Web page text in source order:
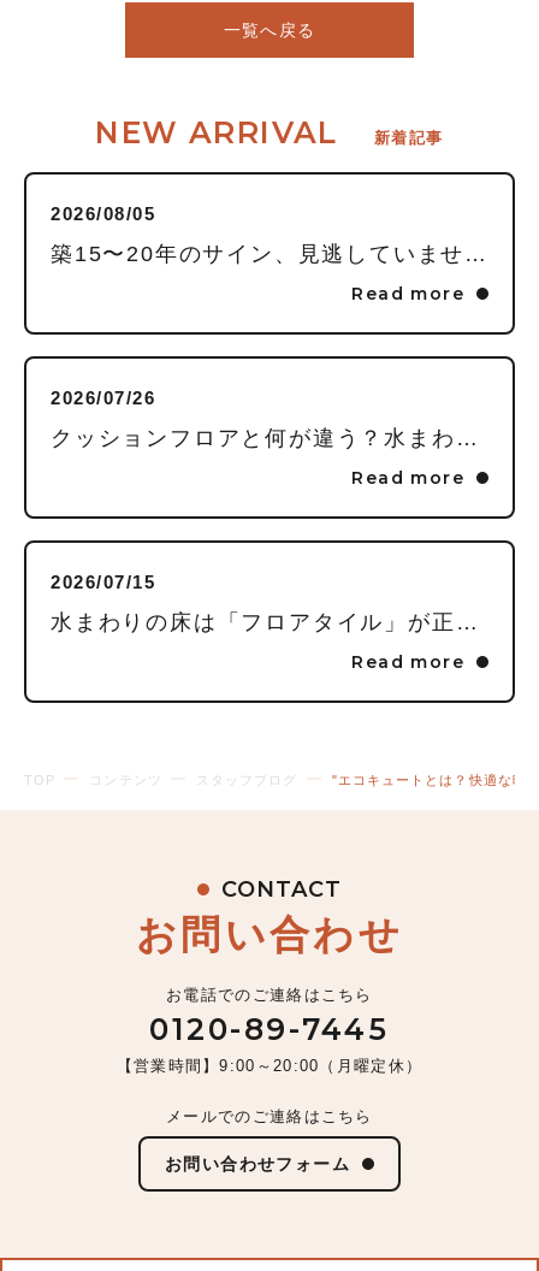
一覧へ戻る
NEW ARRIVAL 新着記事
2026/08/05
築15〜20年のサイン、見逃していませんか？毎日頑張る私に贈る「水回りまるごとリフレッシュ」という選択
Read more
2026/07/26
クッションフロアと何が違う？水まわりの床に「フロアタイル」を推す理由
Read more
2026/07/15
水まわりの床は「フロアタイル」が正解！家事が劇的にラクになる3つの理由
Read more
TOP コンテンツ スタッフブログ "エコキュートとは？快適な暖
CONTACT
お問い合わせ
お電話でのご連絡はこちら
0120-89-7445
【営業時間】9:00～20:00（月曜定休）
メールでのご連絡はこちら
お問い合わせフォーム